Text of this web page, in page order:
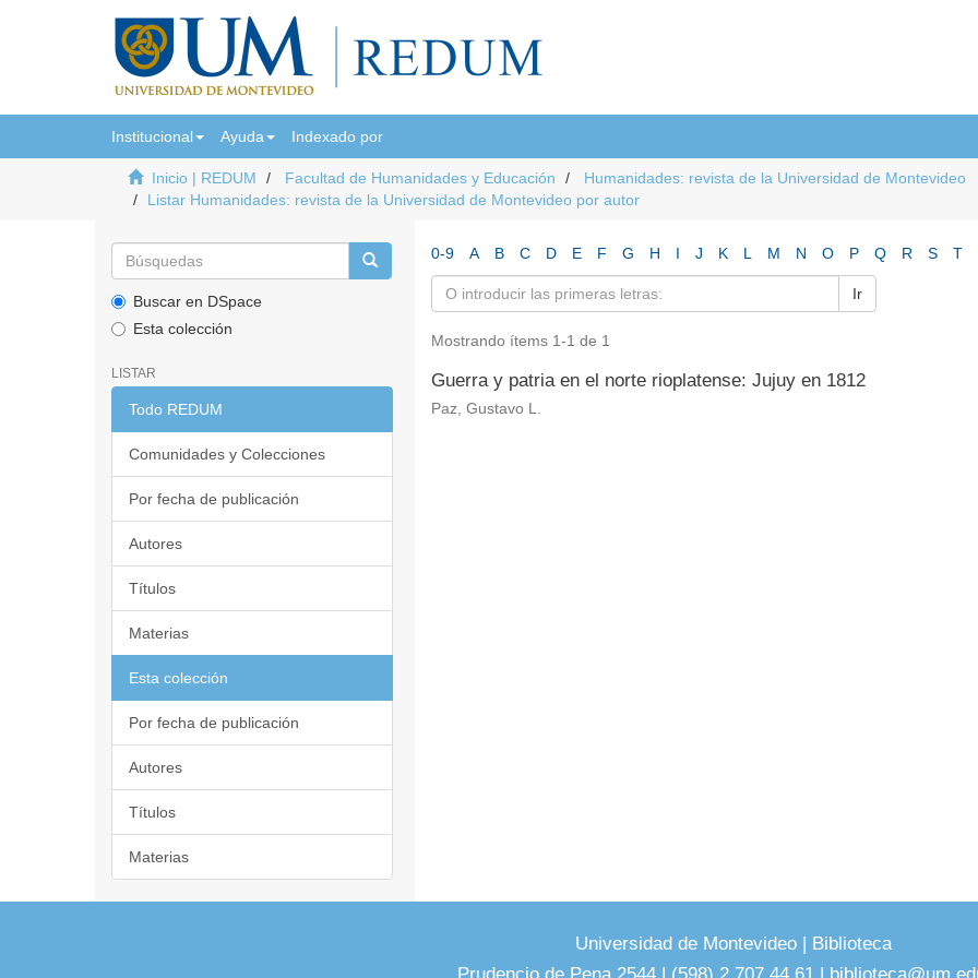
Institucional Ayuda Indexado por
Inicio | REDUM Facultad de Humanidades y Educación
Humanidades: revista de la Universidad de Montevideo
Listar Humanidades: revista de la Universidad de Montevideo por autor
Buscar en DSpace
Esta colección
LISTAR
Todo REDUM
Comunidades y Colecciones
Por fecha de publicación
Autores
Títulos
Materias
Esta colección
Por fecha de publicación
Autores
Títulos
Materias
0-9 A B C D E F G H I J K L M N O P Q R S T
Ir
Mostrando ítems 1-1 de 1
Guerra y patria en el norte rioplatense: Jujuy en 1812
Paz, Gustavo L.
Universidad de Montevideo | Biblioteca